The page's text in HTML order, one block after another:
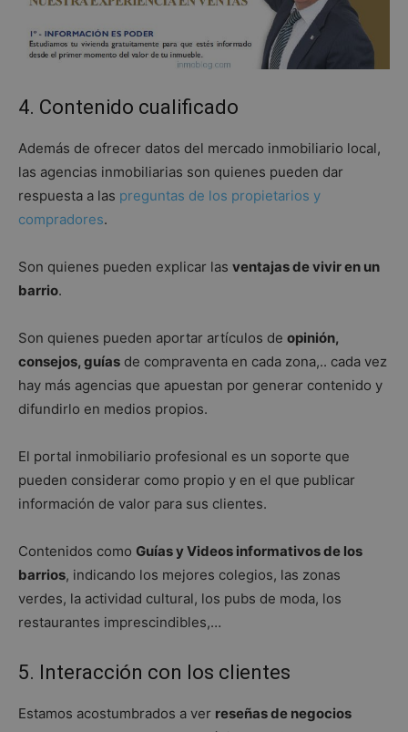
4. Contenido cualificado
Además de ofrecer datos del mercado inmobiliario local,
las agencias inmobiliarias son quienes pueden dar
respuesta a las preguntas de los propietarios y
compradores.
Son quienes pueden explicar las ventajas de vivir en un
barrio.
Son quienes pueden aportar artículos de opinión,
consejos, guías de compraventa en cada zona,.. cada vez
hay más agencias que apuestan por generar contenido y
difundirlo en medios propios.
El portal inmobiliario profesional es un soporte que
pueden considerar como propio y en el que publicar
información de valor para sus clientes.
Contenidos como Guías y Videos informativos de los
barrios, indicando los mejores colegios, las zonas
verdes, la actividad cultural, los pubs de moda, los
restaurantes imprescindibles,…
5. Interacción con los clientes
Estamos acostumbrados a ver reseñas de negocios